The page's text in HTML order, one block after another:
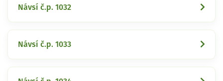
Návsí č.p. 1032
Návsí č.p. 1033